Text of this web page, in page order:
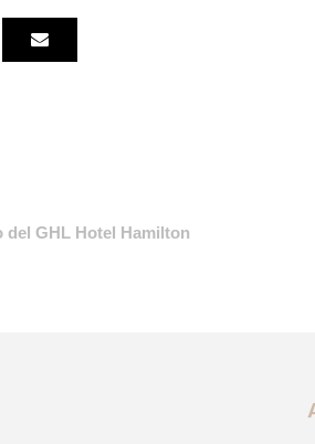
del GHL Hotel Hamilton